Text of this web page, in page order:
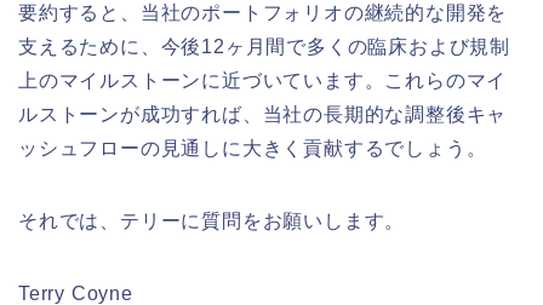
要約すると、当社のポートフォリオの継続的な開発を
支えるために、今後12ヶ月間で多くの臨床および規制
上のマイルストーンに近づいています。これらのマイ
ルストーンが成功すれば、当社の長期的な調整後キャ
ッシュフローの見通しに大きく貢献するでしょう。
それでは、テリーに質問をお願いします。
Terry Coyne